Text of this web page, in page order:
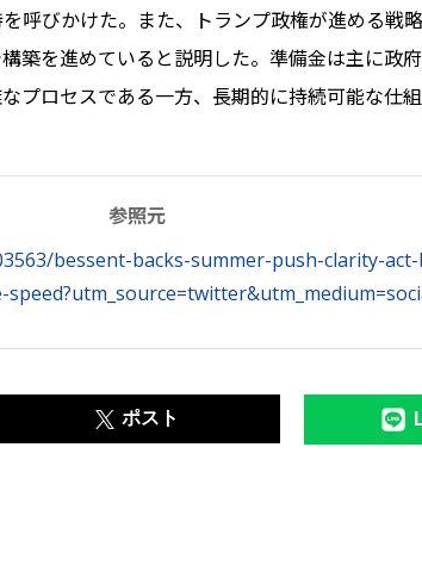
呼びかけた。また、トランプ政権が進める戦
築を進めていると説明した。準備金は主に政
プロセスである一方、長期的に持続可能な仕
参照元
bessent-backs-summer-push-clarity-
ポスト